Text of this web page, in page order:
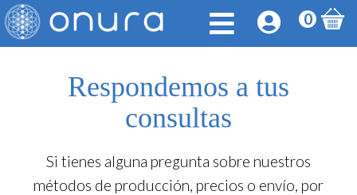
Respondemos a tus
consultas
Si tienes alguna pregunta sobre nuestros
métodos de producción, precios o envío, por
0